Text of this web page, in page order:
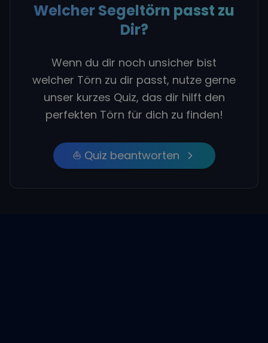
Welcher Segeltörn passt zu
Dir?
Wenn du dir noch unsicher bist
welcher Törn zu dir passt, nutze gerne
unser kurzes Quiz, das dir hilft den
perfekten Törn für dich zu finden!
⛵ Quiz beantworten